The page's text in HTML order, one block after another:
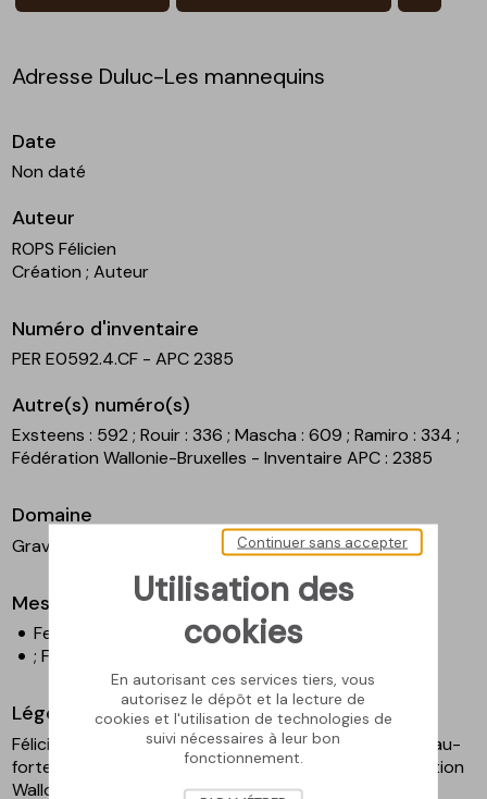
Adresse Duluc-Les mannequins
Date
Non daté
Auteur
ROPS Félicien
Création; Auteur
Numéro d'inventaire
PER E0592.4.CF - APC 2385
Autre(s) numéro(s)
Exsteens : 592; Rouir : 336; Mascha : 609; Ramiro : 334;
Fédération Wallonie-Bruxelles - Inventaire APC : 2385
Domaine
Gravure
Mesures
Feuille - Hauteur en cm : 7,5
; Feuille - Largeur en cm : 5,7
Légende
Félicien Rops, Adresse Duluc - Les Mannequins, s.d., eau-
forte et pointe sèche sur papier, 7,6 x 5,5 cm. Fédération
Wallonie-Bruxelles, en dépôt au musée Rops, inv. PER
Utilisation des
cookies
En autorisant ces services tiers, vous
autorisez le dépôt et la lecture de
cookies et l'utilisation de technologies de
suivi nécessaires à leur bon
fonctionnement.
Continuer sans accepter